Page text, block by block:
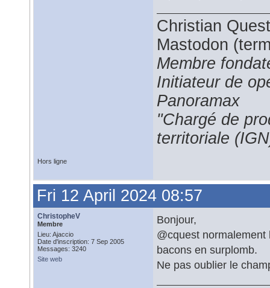
Christian
Mastodon
Membre
Initiateur de
Panoramax
"Chargé de
territoriale
Hors ligne
Fri 12 April 2024 08:57
ChristopheV
Membre
Lieu: Ajaccio
Date d'inscription: 7 Sep 2005
Messages: 3240
Site web
Bonjour,
@cquest
bacons en surplomb.
Ne pas oublier le